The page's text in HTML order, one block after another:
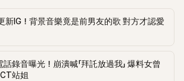
新IG！背景音樂竟是前男友的歌 對方才認愛
錄音曝光！崩潰喊「拜託放過我」 爆料女曾
站姐